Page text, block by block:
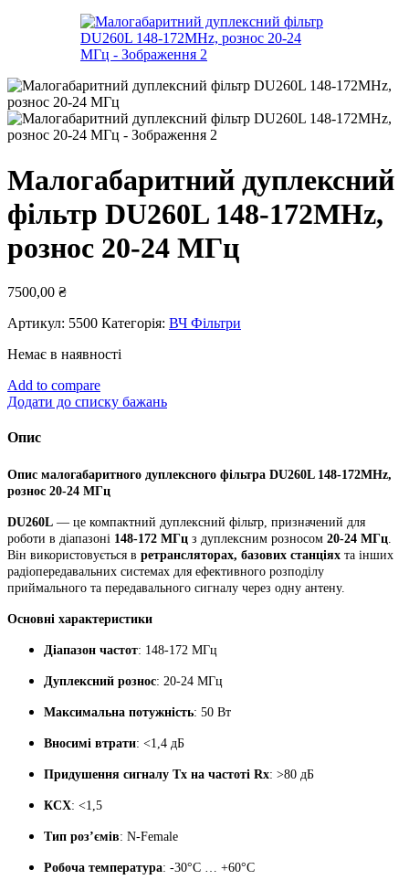
Малогабаритний дуплексний
фільтр DU260L 148-172MHz,
рознос 20-24 МГц
7500,00 ₴
Артикул: 5500 Категорія: ВЧ Фільтри
Немає в наявності
Add to compare
Додати до списку бажань
Опис
Опис малогабаритного дуплексного фільтра DU260L 148-172MHz,
рознос 20-24 МГц
DU260L — це компактний дуплексний фільтр, призначений для
роботи в діапазоні 148-172 МГц з дуплексним розносом 20-24 МГц
Він використовується в ретрансляторах, базових станціях та інших
радіопередавальних системах для ефективного розподілу
приймального та передавального сигналу через одну антену.
Основні характеристики
Діапазон частот: 148-172 МГц
Дуплексний рознос: 20-24 МГц
Максимальна потужність: 50 Вт
Вносимі втрати: <1,4 дБ
Придушення сигналу Tx на частоті Rx: >80 дБ
КСХ: <1,5
Тип роз’ємів: N-Female
Робоча температура: -30°C … +60°C